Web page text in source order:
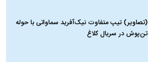
(تصاویر) تیپ متفاوت نیک‌آفرید سماواتی با حوله
تن‌پوش در سریال کلاغ